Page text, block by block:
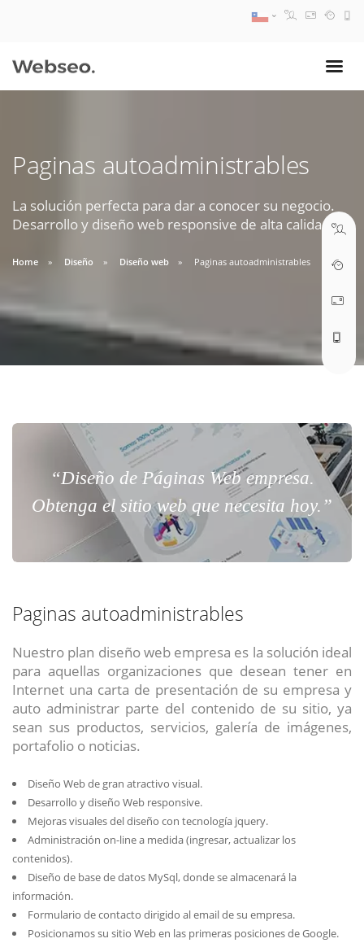
Paginas autoadministrables
La solución perfecta para dar a conocer su negocio.
Desarrollo y diseño web responsive de alta calidad.
Home Diseño Diseño web Paginas autoadministrables
“Diseño de Páginas Web empresa.
Obtenga el sitio web que necesita hoy.”
Paginas autoadministrables
Nuestro plan diseño web empresa es la solución ideal
para aquellas organizaciones que desean tener en
Internet una carta de presentación de su empresa y
auto administrar parte del contenido de su sitio, ya
sean sus productos, servicios, galería de imágenes,
portafolio o noticias.
Diseño Web de gran atractivo visual.
Desarrollo y diseño Web responsive.
Mejoras visuales del diseño con tecnología jquery.
Administración on-line a medida (ingresar, actualizar los
contenidos).
Diseño de base de datos MySql, donde se almacenará la
información.
Formulario de contacto dirigido al email de su empresa.
Posicionamos su sitio Web en las primeras posiciones de Google.
09:30 AM A 18:30 PM
soporte@webseo.cl